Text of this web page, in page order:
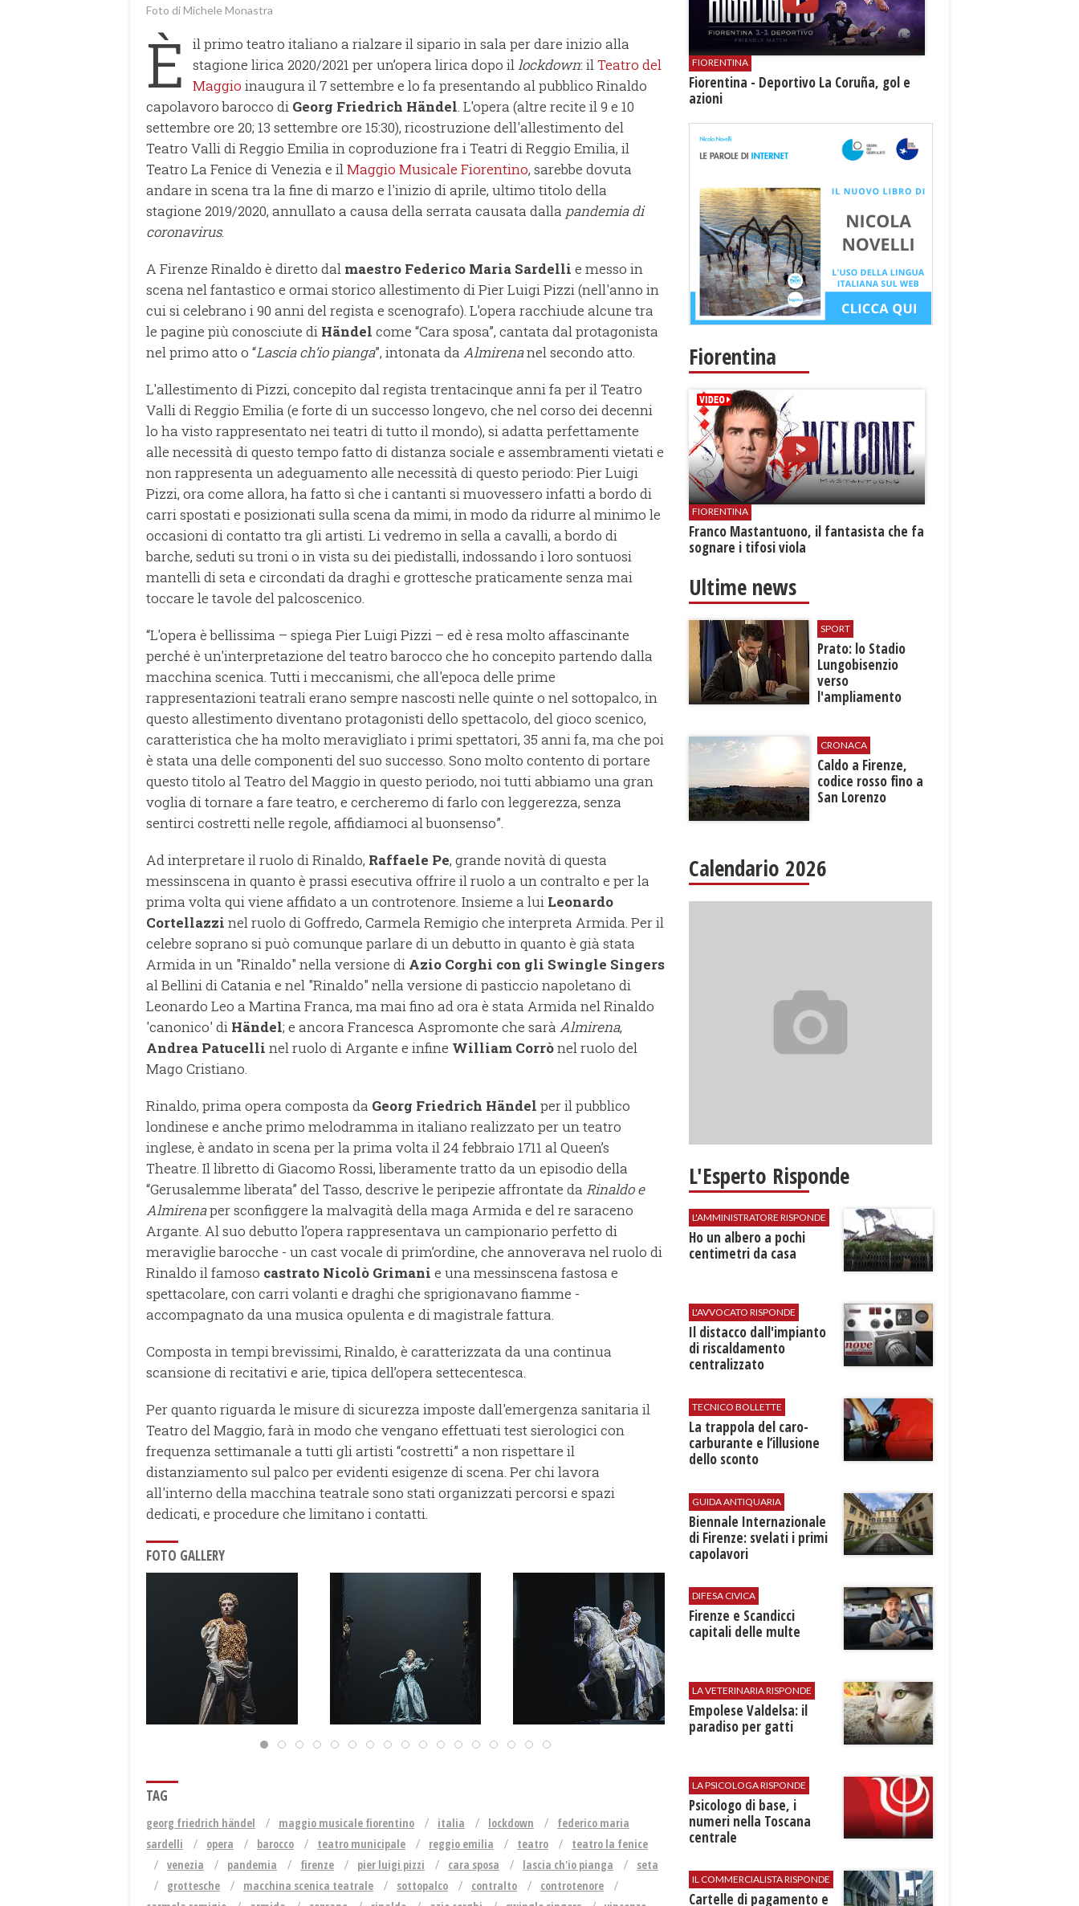
Foto di Michele Monastra
È
il primo teatro italiano a rialzare il sipario in sala per dare inizio alla
stagione lirica 2020/2021 per un’opera lirica dopo illockdown: ilTeatro del
Maggio inaugura il 7 settembre e lo fa presentando al pubblico Rinaldo
capolavoro barocco di Georg Friedrich Händel. L'opera (altre recite il 9 e 10
settembre ore 20; 13 settembre ore 15:30), ricostruzione dell'allestimento del
Teatro Valli di Reggio Emilia in coproduzione fra i Teatri di Reggio Emilia, il
Teatro La Fenice di Venezia e ilMaggio Musicale Fiorentino, sarebbe dovuta
andare in scena tra la fine di marzo e l'inizio di aprile, ultimo titolo della
stagione 2019/2020, annullato a causa della serrata causata dalla pandemia di
coronavirus.
A Firenze Rinaldo è diretto dal maestro Federico Maria Sardelli e messo in
scena nel fantastico e ormai storico allestimento di Pier Luigi Pizzi (nell'anno in
cui si celebrano i 90 anni del regista e scenografo). L'opera racchiude alcune tra
le pagine più conosciute di Händel come “Cara sposa”, cantata dal protagonista
nel primo atto o “Lascia ch’io pianga”, intonata da Almirenanel secondo atto.
L'allestimento di Pizzi, concepito dal regista trentacinque anni fa per il Teatro
Valli di Reggio Emilia (e forte di un successo longevo, che nel corso dei decenni
lo ha visto rappresentato nei teatri di tutto il mondo), si adatta perfettamente
alle necessità di questo tempo fatto di distanza sociale e assembramenti vietati e
non rappresenta un adeguamento alle necessità di questo periodo: Pier Luigi
Pizzi, ora come allora, ha fatto sì che i cantanti si muovessero infatti a bordo di
carri spostati e posizionati sulla scena da mimi, in modo da ridurre al minimo le
occasioni di contatto tra gli artisti. Li vedremo in sella a cavalli, a bordo di
barche, seduti su troni o in vista su dei piedistalli, indossando i loro sontuosi
mantelli di seta e circondati da draghi e grottesche praticamente senza mai
toccare le tavole del palcoscenico.
“L'opera è bellissima – spiega Pier Luigi Pizzi – ed è resa molto affascinante
perché è un'interpretazione del teatro barocco che ho concepito partendo dalla
macchina scenica. Tutti i meccanismi, che all'epoca delle prime
rappresentazioni teatrali erano sempre nascosti nelle quinte o nel sottopalco, in
questo allestimento diventano protagonisti dello spettacolo, del gioco scenico,
caratteristica che ha molto meravigliato i primi spettatori, 35 anni fa, ma che poi
è stata una delle componenti del suo successo. Sono molto contento di portare
questo titolo al Teatro del Maggio in questo periodo, noi tutti abbiamo una gran
voglia di tornare a fare teatro, e cercheremo di farlo con leggerezza, senza
sentirci costretti nelle regole, affidiamoci al buonsenso”.
Ad interpretare il ruolo di Rinaldo, Raffaele Pe, grande novità di questa
messinscena in quanto è prassi esecutiva offrire il ruolo a un contralto e per la
prima volta qui viene affidato a un controtenore. Insieme a lui Leonardo
Cortellazzi nel ruolo di Goffredo, Carmela Remigio che interpreta Armida. Per il
celebre soprano si può comunque parlare di un debutto in quanto è già stata
Armida in un "Rinaldo" nella versione di Azio Corghi con gli Swingle Singers
al Bellini di Catania e nel "Rinaldo" nella versione di pasticcio napoletano di
Leonardo Leo a Martina Franca, ma mai fino ad ora è stata Armida nel Rinaldo
'canonico' di Händel; e ancora Francesca Aspromonte che sarà Almirena,
Andrea Patucelli nel ruolo di Argante e infine William Corrònel ruolo del
Mago Cristiano.
Rinaldo, prima opera composta da Georg Friedrich Händel per il pubblico
londinese e anche primo melodramma in italiano realizzato per un teatro
inglese, è andato in scena per la prima volta il 24 febbraio 1711 al Queen’s
Theatre. Il libretto di Giacomo Rossi, liberamente tratto da un episodio della
“Gerusalemme liberata” del Tasso, descrive le peripezie affrontate da Rinaldo e
Almirenaper sconfiggere la malvagità della maga Armida e del re saraceno
Argante. Al suo debutto l’opera rappresentava un campionario perfetto di
meraviglie barocche - un cast vocale di prim’ordine, che annoverava nel ruolo di
Rinaldo il famoso castrato Nicolò Grimani e una messinscena fastosa e
spettacolare, con carri volanti e draghi che sprigionavano fiamme -
accompagnato da una musica opulenta e di magistrale fattura.
Composta in tempi brevissimi, Rinaldo, è caratterizzata da una continua
scansione di recitativi e arie, tipica dell’opera settecentesca.
Per quanto riguarda le misure di sicurezza imposte dall'emergenza sanitaria il
Teatro del Maggio, farà in modo che vengano effettuati test sierologici con
frequenza settimanale a tutti gli artisti “costretti” a non rispettare il
distanziamento sul palco per evidenti esigenze di scena. Per chi lavora
all'interno della macchina teatrale sono stati organizzati percorsi e spazi
dedicati, e procedure che limitano i contatti.
FOTO GALLERY
TAG
georg friedrich händel maggio musicale fiorentino italia lockdown
federico maria
sardelli
opera barocco teatro municipale reggio emilia teatro
teatro la fenice
venezia
pandemia firenze pier luigi pizzi cara sposa lascia ch'io pianga
seta
grottesche
macchina scenica teatrale sottopalco contralto
controtenore
FIORENTINA
Fiorentina - Deportivo La Coruña, gol e
azioni
Fiorentina
FIORENTINA
Franco Mastantuono, il fantasista che fa
sognare i tifosi viola
Ultime news
SPORT
Prato: lo Stadio
Lungobisenzio
verso
l'ampliamento
CRONACA
Caldo a Firenze,
codice rosso fino a
San Lorenzo
Calendario 2026
L'Esperto Risponde
L'AMMINISTRATORE RISPONDE
Ho un albero a pochi
centimetri da casa
L'AVVOCATO RISPONDE
Il distacco dall'impianto
di riscaldamento
centralizzato
TECNICO BOLLETTE
​La trappola del caro-
carburante e l’illusione
dello sconto
GUIDA ANTIQUARIA
Biennale Internazionale
di Firenze: svelati i primi
capolavori
DIFESA CIVICA
Firenze e Scandicci
capitali delle multe
LA VETERINARIA RISPONDE
Empolese Valdelsa: il
paradiso per gatti
LA PSICOLOGA RISPONDE
Psicologo di base, i
numeri nella Toscana
centrale
IL COMMERCIALISTA RISPONDE
Cartelle di pagamento e